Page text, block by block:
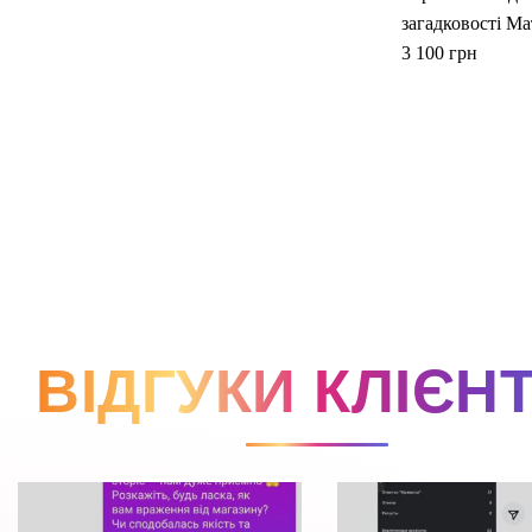
ВІДГУКИ